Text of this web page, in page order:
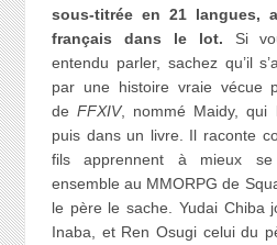
sous-titrée en 21 langues,
français dans le lot. Si
entendu parler, sachez qu’il
par une histoire vraie vécue
deFFXIV, nommé Maidy, qui
puis dans un livre. Il raconte
fils apprennent à mieux
ensemble au MMORPG de
le père le sache. Yudai Chiba
Inaba, et Ren Osugi celui du